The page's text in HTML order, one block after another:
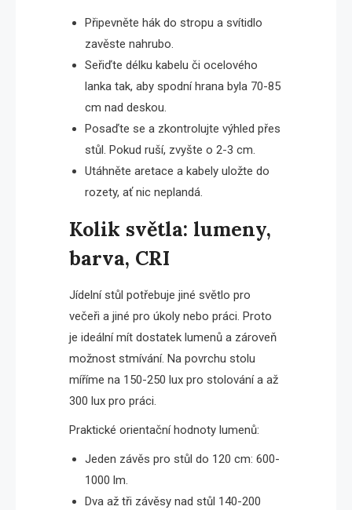
Připevněte hák do stropu a svítidlo
zavěste nahrubo.
Seřiďte délku kabelu či ocelového
lanka tak, aby spodní hrana byla 70-85
cm nad deskou.
Posaďte se a zkontrolujte výhled přes
stůl. Pokud ruší, zvyšte o 2-3 cm.
Utáhněte aretace a kabely uložte do
rozety, ať nic neplandá.
Kolik světla: lumeny,
barva, CRI
Jídelní stůl potřebuje jiné světlo pro
večeři a jiné pro úkoly nebo práci. Proto
je ideální mít dostatek lumenů a zároveň
možnost stmívání. Na povrchu stolu
míříme na 150-250 lux pro stolování a až
300 lux pro práci.
Praktické orientační hodnoty lumenů:
Jeden závěs pro stůl do 120 cm: 600-
1000 lm.
Dva až tři závěsy nad stůl 140-200